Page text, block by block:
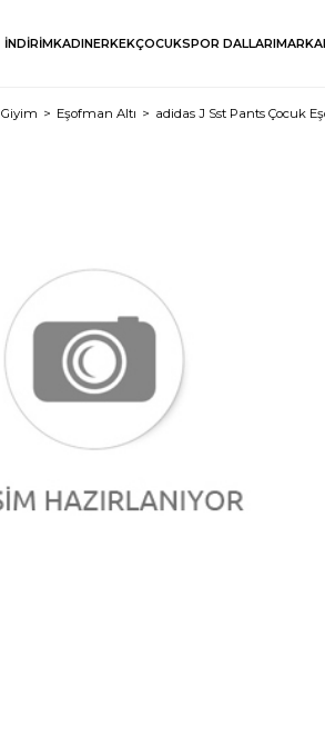
İNDİRİMKADINERKEKÇOCUKSPOR DALLARI
Giyim Eşofman Altı adidas J Sst Pants Çocuk